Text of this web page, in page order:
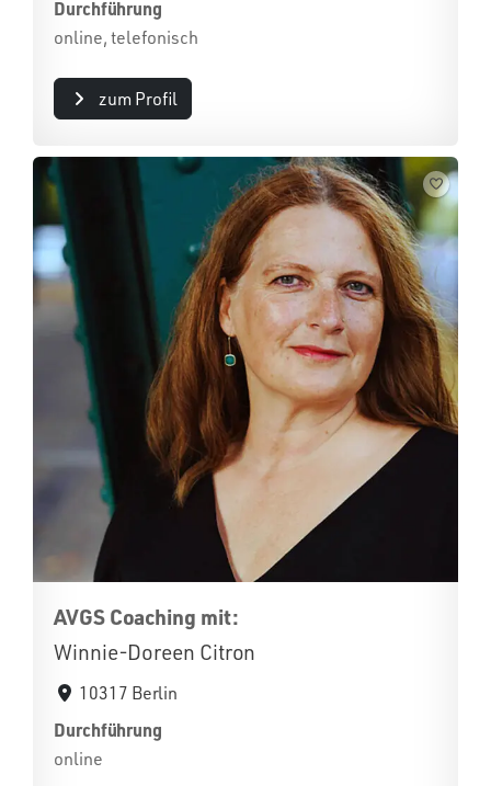
Durchführung
online, telefonisch
zum Profil
AVGS Coaching mit:
Winnie-Doreen Citron
10317 Berlin
Durchführung
online